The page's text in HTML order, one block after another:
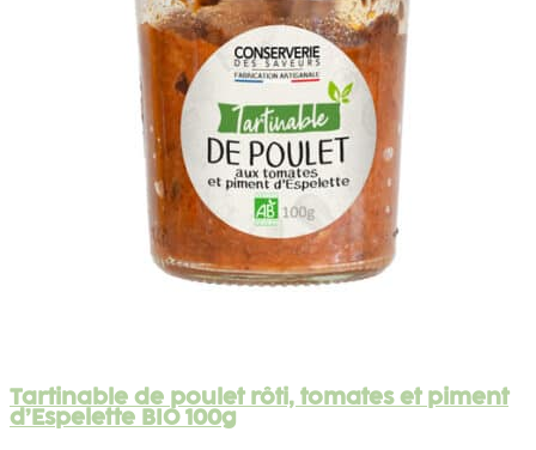
Tartinable de poulet rôti, tomates et piment
d’Espelette BIO 100g